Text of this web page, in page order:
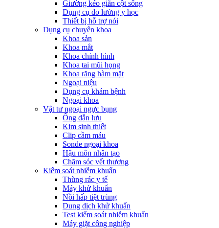
Giường kéo giãn cột sống
Dụng cụ đo lường y học
Thiết bị hỗ trợ nói
Dụng cụ chuyên khoa
Khoa sản
Khoa mắt
Khoa chỉnh hình
Khoa tai mũi họng
Khoa răng hàm mặt
Ngoại niệu
Dụng cụ khám bệnh
Ngoại khoa
Vật tư ngoại ngực bụng
Ống dẫn lưu
Kim sinh thiết
Clip cầm máu
Sonde ngoại khoa
Hậu môn nhân tạo
Chăm sóc vết thương
Kiểm soát nhiễm khuẩn
Thùng rác y tế
Máy khử khuẩn
Nồi hấp tiệt trùng
Dung dịch khử khuẩn
Test kiểm soát nhiễm khuẩn
Máy giặt công nghiệp